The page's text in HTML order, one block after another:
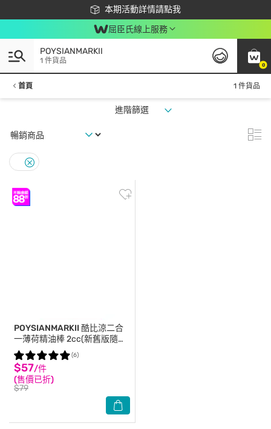
本期活動詳情請點我
下載app最高回饋$350
屈臣氏線上服務
0
POYSIANMARKII
1 件貨品
首頁 1 件貨品
進階篩選
POYSIANMARKII 酷比涼二合
一薄荷精油棒 2cc(新舊版隨機
出貨)
$57/件
(售價已折)
$79
(6)